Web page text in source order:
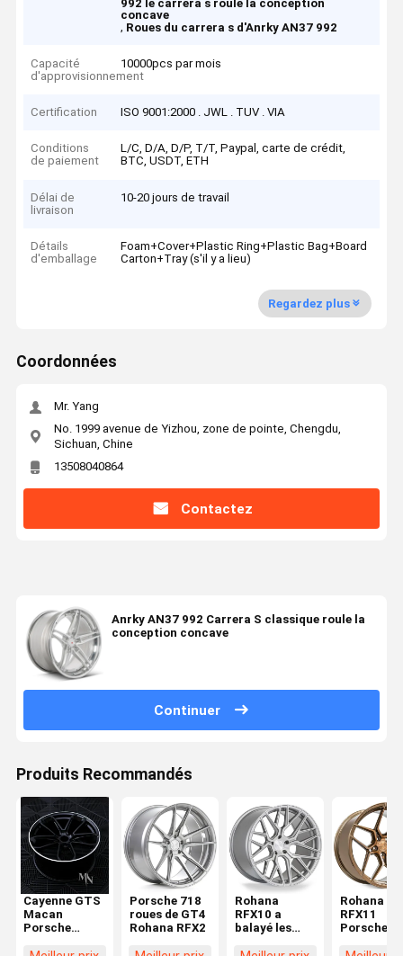
992 le carrera s roule la conception
concave
, Roues du carrera s d'Anrky AN37 992
Capacité
d'approvisionnement
10000pcs par mois
Certification ISO 9001:2000 . JWL . TUV . VIA
Conditions
de paiement
L/C, D/A, D/P, T/T, Paypal, carte de crédit,
BTC, USDT, ETH
Délai de
livraison
10-20 jours de travail
Détails
d'emballage
Foam+Cover+Plastic Ring+Plastic Bag+Board
Carton+Tray (s'il y a lieu)
Regardez plus
Coordonnées
Mr. Yang
No. 1999 avenue de Yizhou, zone de pointe, Chengdu,
Sichuan, Chine
13508040864
Contactez
Anrky AN37 992 Carrera S classique roule la
conception concave
Continuer
Produits Recommandés
Cayenne GTS
Macan
Porsche
Porsche 718
roues de GT4
Rohana RFX2
Rohana
RFX10 a
balayé les
Rohana
RFX11
Porsche a